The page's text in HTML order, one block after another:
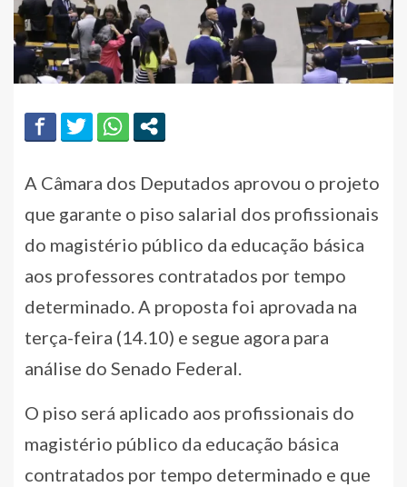
A Câmara dos Deputados aprovou o projeto
que garante o piso salarial dos profissionais
do magistério público da educação básica
aos professores contratados por tempo
determinado. A proposta foi aprovada na
terça-feira (14.10) e segue agora para
análise do Senado Federal.
O piso será aplicado aos profissionais do
magistério público da educação básica
contratados por tempo determinado e que